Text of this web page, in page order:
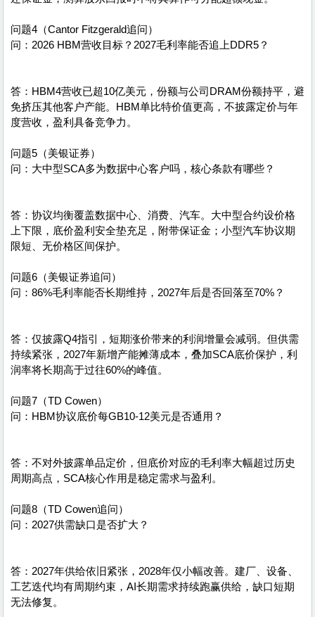
问题4（Cantor Fitzgerald追问）
问：2026 HBM营收目标？2027毛利率能否追上DDR5？
答：HBM4营收已超10亿美元，份额与公司DRAM份额持平，避
免挤压其他客户产能。HBM单比特价值更高，不披露定价与年
度营收，盈利具备竞争力。
问题5（美银证券）
问：大中型SCA多为数据中心客户吗，核心条款有哪些？
答：协议均衡覆盖数据中心、消费、汽车。大中型合约设价格
上下限，底价盈利安全垫充足，附带保证金；小型汽车协议期
限短、无价格区间保护。
问题6（美银证券追问）
问：86%毛利率能否长期维持，2027年后是否回落至70%？
答：仅披露Q4指引，短期涨价带来的利润增量会减弱。但供需
持续紧张，2027年新增产能摊薄成本，叠加SCA底价保护，利
润率将长期高于过往60%的峰值。
问题7（TD Cowen）
问：HBM协议底价每GB10-12美元是否通用？
答：不对外披露单品定价，但底价对应的毛利率大幅超过历史
周期高点，SCA核心作用是稳定需求与盈利。
问题8（TD Cowen追问）
问：2027供需缺口是否扩大？
答：2027年供给依旧紧张，2028年仅小幅改善。建厂、设备、
工艺迭代均有周期约束，AI长期需求持续跑赢供给，缺口短期
无法修复。